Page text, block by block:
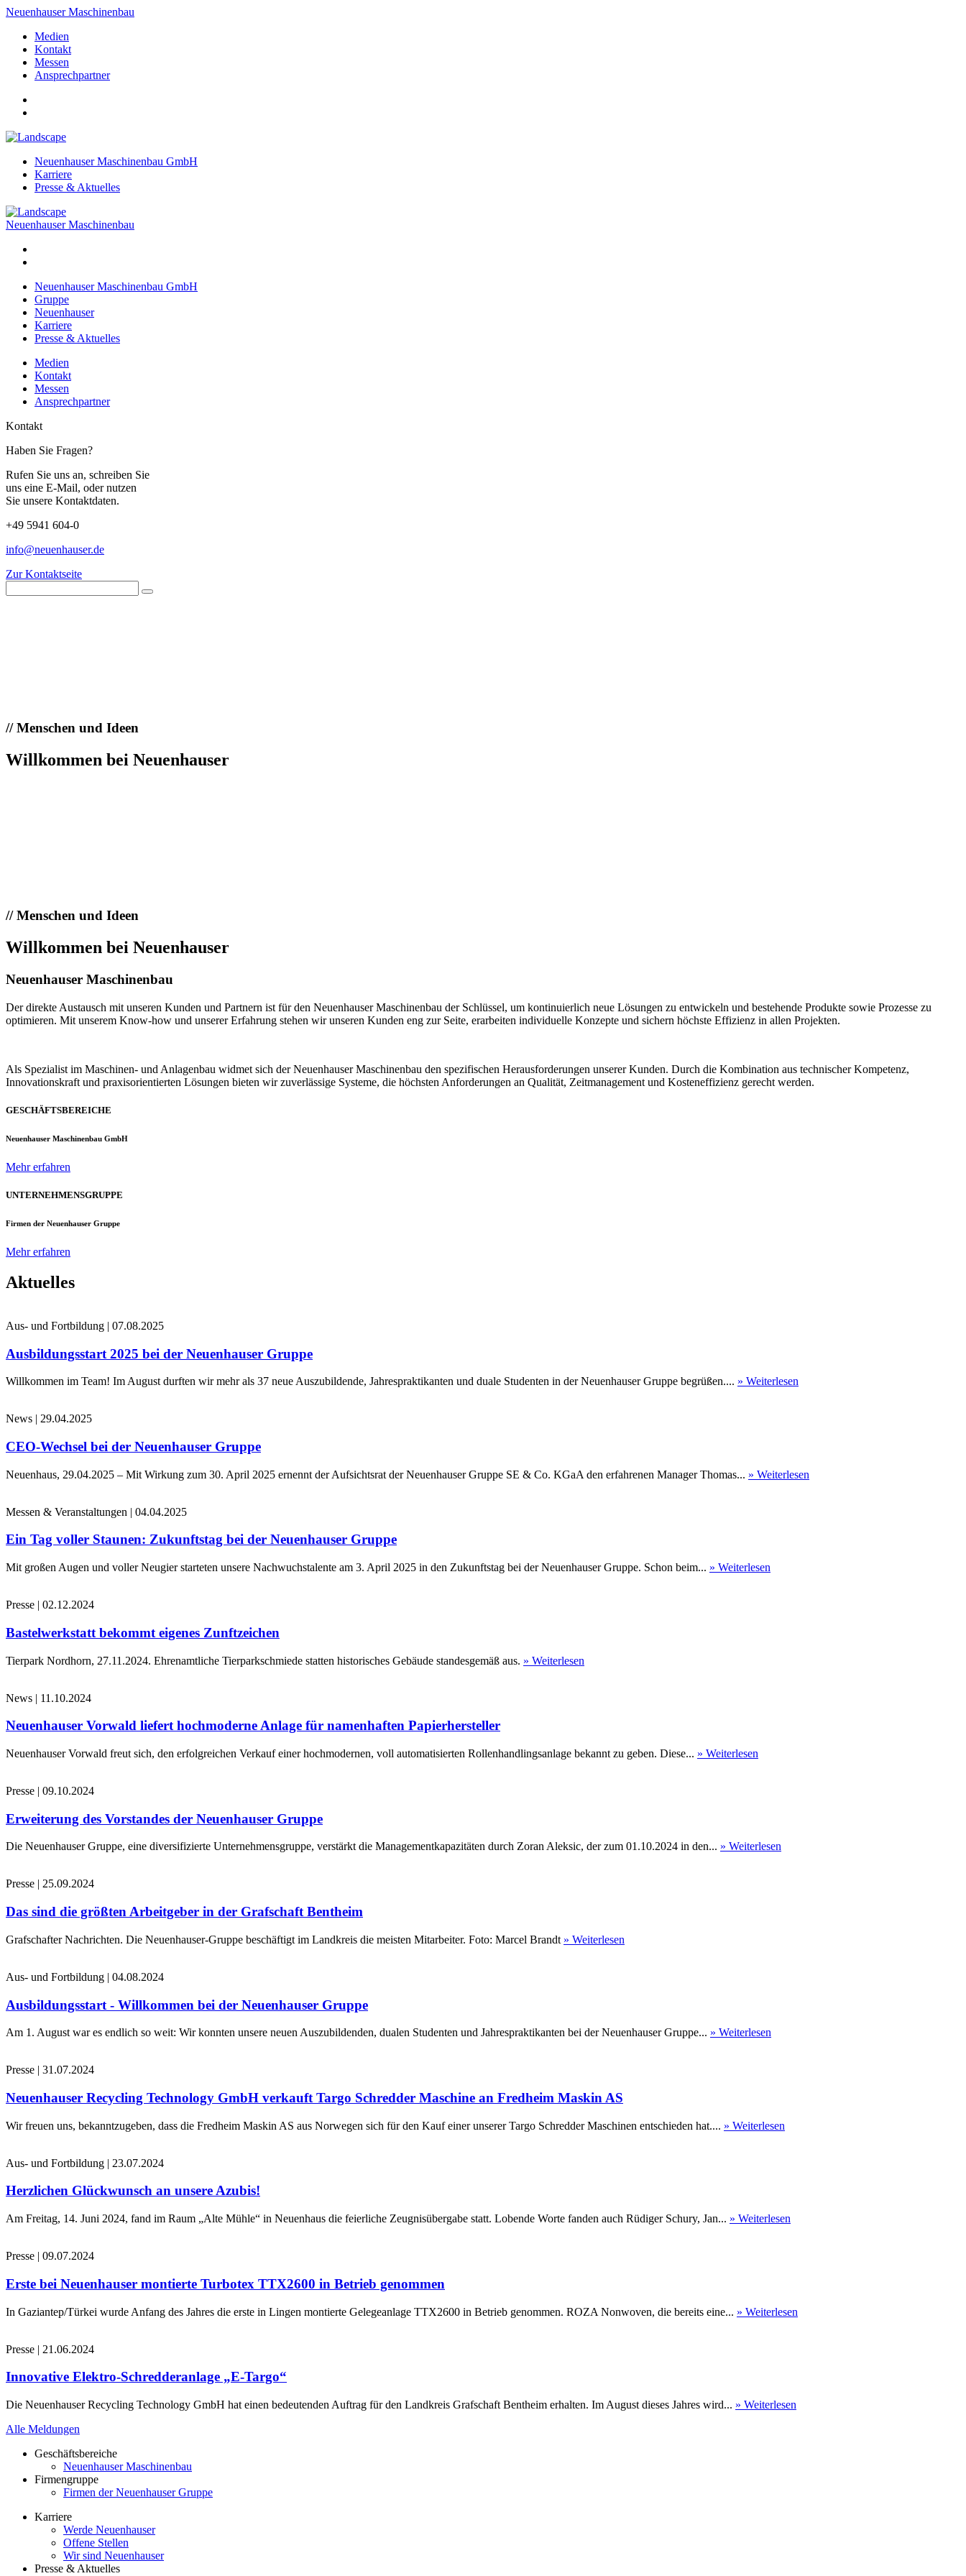
Neuenhauser Maschinenbau
Medien
Kontakt
Messen
Ansprechpartner
Neuenhauser Maschinenbau GmbH
Karriere
Presse & Aktuelles
Neuenhauser Maschinenbau
Neuenhauser Maschinenbau GmbH
Gruppe
Neuenhauser
Karriere
Presse & Aktuelles
Medien
Kontakt
Messen
Ansprechpartner
Kontakt
Haben Sie Fragen?
Rufen Sie uns an, schreiben Sie
uns eine E-Mail, oder nutzen
Sie unsere Kontaktdaten.
+49 5941 604-0
info@neuenhauser.de
Zur Kontaktseite
//Menschen und Ideen
Willkommen bei Neuenhauser
//Menschen und Ideen
Willkommen bei Neuenhauser
Neuenhauser Maschinenbau
Der direkte Austausch mit unseren Kunden und Partnern ist für den Neuenhauser Maschinenbau der Schlüssel, um kontinuierlich neue Lösungen zu entwickeln und bestehende Produkte sowie Prozesse zu
optimieren. Mit unserem Know-how und unserer Erfahrung stehen wir unseren Kunden eng zur Seite, erarbeiten individuelle Konzepte und sichern höchste Effizienz in allen Projekten.
Als Spezialist im Maschinen- und Anlagenbau widmet sich der Neuenhauser Maschinenbau den spezifischen Herausforderungen unserer Kunden. Durch die Kombination aus technischer Kompetenz,
Innovationskraft und praxisorientierten Lösungen bieten wir zuverlässige Systeme, die höchsten Anforderungen an Qualität, Zeitmanagement und Kosteneffizienz gerecht werden.
GESCHÄFTSBEREICHE
Neuenhauser Maschinenbau GmbH
Mehr erfahren
UNTERNEHMENSGRUPPE
Firmen der Neuenhauser Gruppe
Mehr erfahren
Aktuelles
Aus- und Fortbildung | 07.08.2025
Ausbildungsstart 2025 bei der Neuenhauser Gruppe
Willkommen im Team! Im August durften wir mehr als 37 neue Auszubildende, Jahrespraktikanten und duale Studenten in der Neuenhauser Gruppe begrüßen.... » Weiterlesen
News | 29.04.2025
CEO-Wechsel bei der Neuenhauser Gruppe
Neuenhaus, 29.04.2025 – Mit Wirkung zum 30. April 2025 ernennt der Aufsichtsrat der Neuenhauser Gruppe SE & Co. KGaA den erfahrenen Manager Thomas... » Weiterlesen
Messen & Veranstaltungen | 04.04.2025
Ein Tag voller Staunen: Zukunftstag bei der Neuenhauser Gruppe
Mit großen Augen und voller Neugier starteten unsere Nachwuchstalente am 3. April 2025 in den Zukunftstag bei der Neuenhauser Gruppe. Schon beim... » Weiterlesen
Presse | 02.12.2024
Bastelwerkstatt bekommt eigenes Zunftzeichen
Tierpark Nordhorn, 27.11.2024. Ehrenamtliche Tierparkschmiede statten historisches Gebäude standesgemäß aus. » Weiterlesen
News | 11.10.2024
Neuenhauser Vorwald liefert hochmoderne Anlage für namenhaften Papierhersteller
Neuenhauser Vorwald freut sich, den erfolgreichen Verkauf einer hochmodernen, voll automatisierten Rollenhandlingsanlage bekannt zu geben. Diese... » Weiterlesen
Presse | 09.10.2024
Erweiterung des Vorstandes der Neuenhauser Gruppe
Die Neuenhauser Gruppe, eine diversifizierte Unternehmensgruppe, verstärkt die Managementkapazitäten durch Zoran Aleksic, der zum 01.10.2024 in den... » Weiterlesen
Presse | 25.09.2024
Das sind die größten Arbeitgeber in der Grafschaft Bentheim
Grafschafter Nachrichten. Die Neuenhauser-Gruppe beschäftigt im Landkreis die meisten Mitarbeiter. Foto: Marcel Brandt » Weiterlesen
Aus- und Fortbildung | 04.08.2024
Ausbildungsstart - Willkommen bei der Neuenhauser Gruppe
Am 1. August war es endlich so weit: Wir konnten unsere neuen Auszubildenden, dualen Studenten und Jahrespraktikanten bei der Neuenhauser Gruppe... » Weiterlesen
Presse | 31.07.2024
Neuenhauser Recycling Technology GmbH verkauft Targo Schredder Maschine an Fredheim Maskin AS
Wir freuen uns, bekanntzugeben, dass die Fredheim Maskin AS aus Norwegen sich für den Kauf einer unserer Targo Schredder Maschinen entschieden hat.... » Weiterlesen
Aus- und Fortbildung | 23.07.2024
Herzlichen Glückwunsch an unsere Azubis!
Am Freitag, 14. Juni 2024, fand im Raum „Alte Mühle“ in Neuenhaus die feierliche Zeugnisübergabe statt. Lobende Worte fanden auch Rüdiger Schury, Jan... » Weiterlesen
Presse | 09.07.2024
Erste bei Neuenhauser montierte Turbotex TTX2600 in Betrieb genommen
In Gaziantep/Türkei wurde Anfang des Jahres die erste in Lingen montierte Gelegeanlage TTX2600 in Betrieb genommen. ROZA Nonwoven, die bereits eine... » Weiterlesen
Presse | 21.06.2024
Innovative Elektro-Schredderanlage „E-Targo“
Die Neuenhauser Recycling Technology GmbH hat einen bedeutenden Auftrag für den Landkreis Grafschaft Bentheim erhalten. Im August dieses Jahres wird... » Weiterlesen
Alle Meldungen
Geschäftsbereiche
Neuenhauser Maschinenbau
Firmengruppe
Firmen der Neuenhauser Gruppe
Karriere
Werde Neuenhauser
Offene Stellen
Wir sind Neuenhauser
Presse & Aktuelles